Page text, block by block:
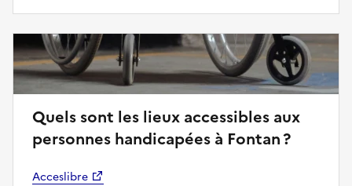
Quels sont les lieux accessibles aux
personnes handicapées à Fontan ?
Acceslibre